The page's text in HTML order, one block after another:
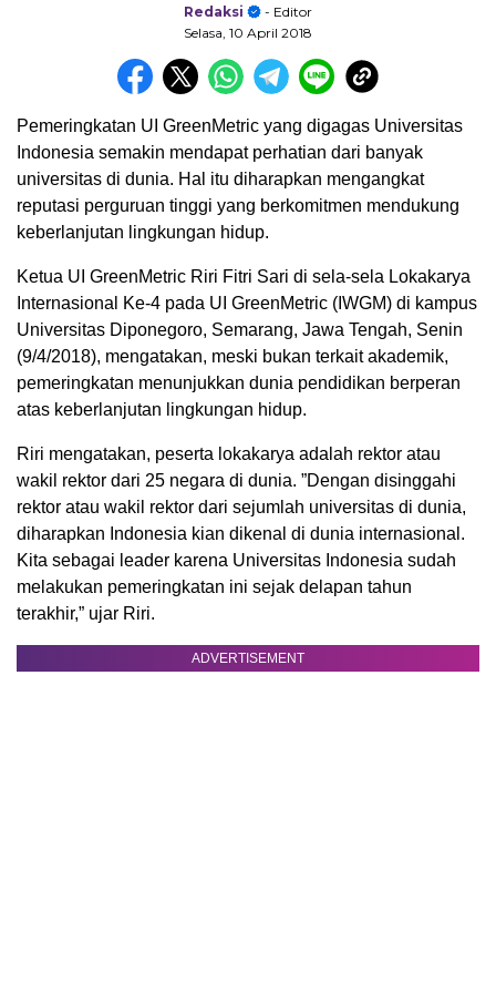
Redaksi
- Editor
Selasa, 10 April 2018
Pemeringkatan UI GreenMetric yang digagas Universitas
Indonesia semakin mendapat perhatian dari banyak
universitas di dunia. Hal itu diharapkan mengangkat
reputasi perguruan tinggi yang berkomitmen mendukung
keberlanjutan lingkungan hidup.
Ketua UI GreenMetric Riri Fitri Sari di sela-sela Lokakarya
Internasional Ke-4 pada UI GreenMetric (IWGM) di kampus
Universitas Diponegoro, Semarang, Jawa Tengah, Senin
(9/4/2018), mengatakan, meski bukan terkait akademik,
pemeringkatan menunjukkan dunia pendidikan berperan
atas keberlanjutan lingkungan hidup.
Riri mengatakan, peserta lokakarya adalah rektor atau
wakil rektor dari 25 negara di dunia. ”Dengan disinggahi
rektor atau wakil rektor dari sejumlah universitas di dunia,
diharapkan Indonesia kian dikenal di dunia internasional.
Kita sebagai leader karena Universitas Indonesia sudah
melakukan pemeringkatan ini sejak delapan tahun
terakhir,” ujar Riri.
ADVERTISEMENT